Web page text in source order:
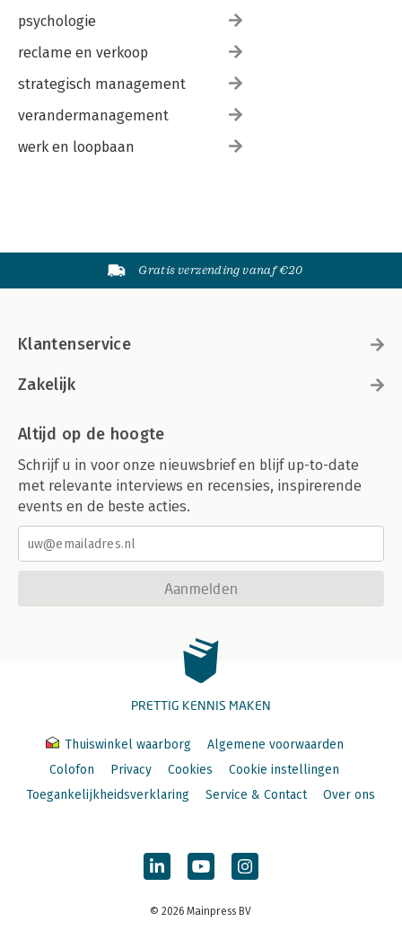
psychologie
reclame en verkoop
strategisch management
verandermanagement
werk en loopbaan
Gratis verzending vanaf €20
Klantenservice
Zakelijk
Altijd op de hoogte
Schrijf u in voor onze nieuwsbrief en blijf up-to-date
met relevante interviews en recensies, inspirerende
events en de beste acties.
Aanmelden
PRETTIG KENNIS MAKEN
Thuiswinkel waarborg
Algemene voorwaarden
Colofon
Privacy Cookies
Cookie instellingen
Toegankelijkheidsverklaring
Service & Contact Over ons
© 2026 Mainpress BV